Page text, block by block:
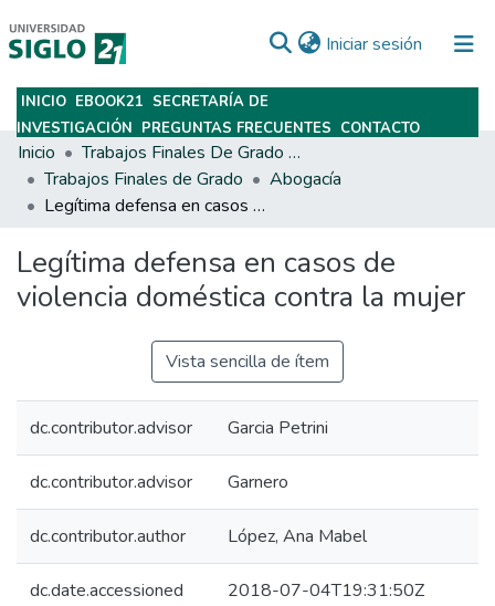
Iniciar sesión (current)
Subir
INICIO EBOOK21 SECRETARÍA DE
INVESTIGACIÓN PREGUNTAS FRECUENTES CONTACTO
Inicio
Trabajos Finales De Grado Y Posgrado
Trabajos Finales de Grado
Abogacía
Legítima defensa en casos de violencia doméstica contra la mujer
Legítima defensa en casos de
violencia doméstica contra la mujer
Vista sencilla de ítem
dc.contributor.advisor Garcia Petrini
dc.contributor.advisor Garnero
dc.contributor.author López, Ana Mabel
dc.date.accessioned 2018-07-04T19:31:50Z